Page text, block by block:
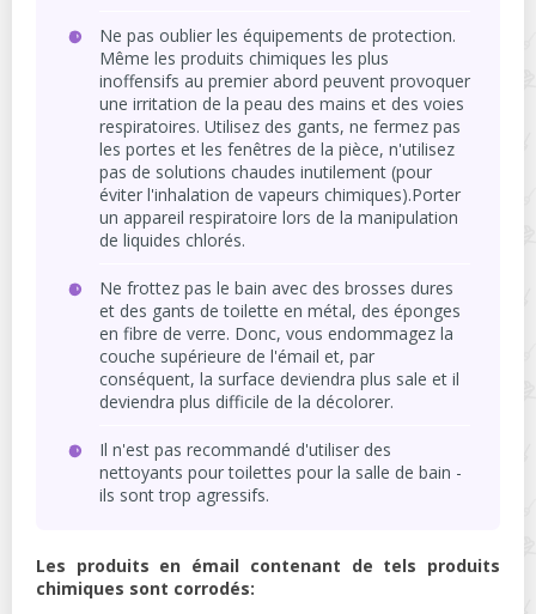
Ne pas oublier les équipements de protection.
Même les produits chimiques les plus
inoffensifs au premier abord peuvent provoquer
une irritation de la peau des mains et des voies
respiratoires. Utilisez des gants, ne fermez pas
les portes et les fenêtres de la pièce, n'utilisez
pas de solutions chaudes inutilement (pour
éviter l'inhalation de vapeurs chimiques).Porter
un appareil respiratoire lors de la manipulation
de liquides chlorés.
Ne frottez pas le bain avec des brosses dures
et des gants de toilette en métal, des éponges
en fibre de verre. Donc, vous endommagez la
couche supérieure de l'émail et, par
conséquent, la surface deviendra plus sale et il
deviendra plus difficile de la décolorer.
Il n'est pas recommandé d'utiliser des
nettoyants pour toilettes pour la salle de bain -
ils sont trop agressifs.
Les produits en émail contenant de tels produits
chimiques sont corrodés: